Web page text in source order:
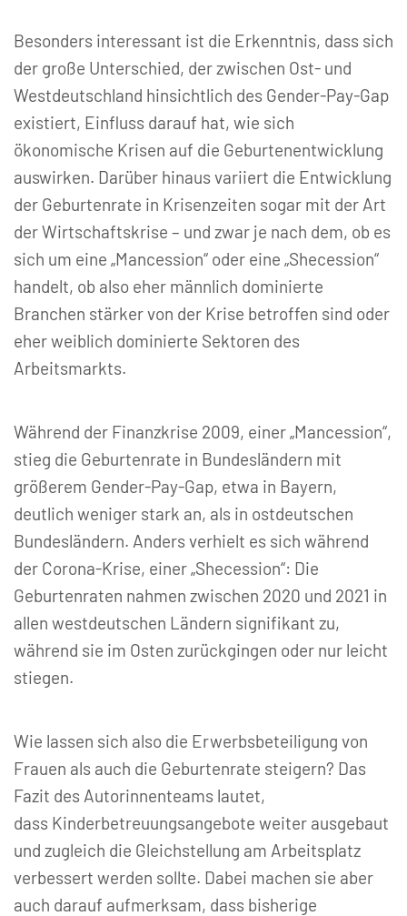
Besonders interessant ist die Erkenntnis, dass sich
der große Unterschied, der zwischen Ost- und
Westdeutschland hinsichtlich des Gender-Pay-Gap
existiert, Einfluss darauf hat, wie sich
ökonomische Krisen auf die Geburtenentwicklung
auswirken. Darüber hinaus variiert die Entwicklung
der Geburtenrate in Krisenzeiten sogar mit der Art
der Wirtschaftskrise – und zwar je nach dem, ob es
sich um eine „Mancession“ oder eine „Shecession“
handelt, ob also eher männlich dominierte
Branchen stärker von der Krise betroffen sind oder
eher weiblich dominierte Sektoren des
Arbeitsmarkts.
Während der Finanzkrise 2009, einer „Mancession“,
stieg die Geburtenrate in Bundesländern mit
größerem Gender-Pay-Gap, etwa in Bayern,
deutlich weniger stark an, als in ostdeutschen
Bundesländern. Anders verhielt es sich während
der Corona-Krise, einer „Shecession“: Die
Geburtenraten nahmen zwischen 2020 und 2021 in
allen westdeutschen Ländern signifikant zu,
während sie im Osten zurückgingen oder nur leicht
stiegen.
Wie lassen sich also die Erwerbsbeteiligung von
Frauen als auch die Geburtenrate steigern? Das
Fazit des Autorinnenteams lautet,
dass Kinderbetreuungsangebote weiter ausgebaut
und zugleich die Gleichstellung am Arbeitsplatz
verbessert werden sollte. Dabei machen sie aber
auch darauf aufmerksam, dass bisherige